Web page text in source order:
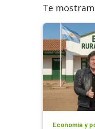
Te
Economía y